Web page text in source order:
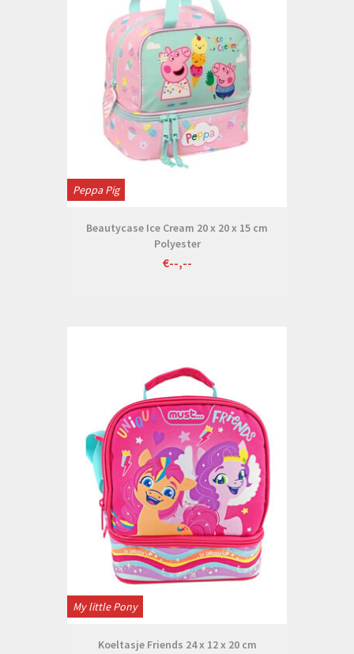
Peppa Pig
Beautycase Ice Cream 20 x 20 x 15 cm
Polyester
€--,--
My little Pony
Koeltasje Friends 24 x 12 x 20 cm